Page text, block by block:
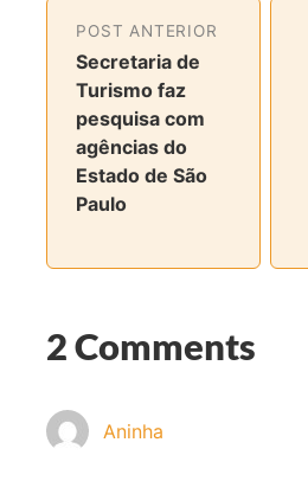
h
a
r
n
o
F
a
e
o
h
a
r
n
o
T
w
t
r
h
a
r
n
o
t
r
h
m
l
POST ANTERIOR
Secretaria de
Turismo faz
pesquisa com
agências do
Estado de São
Paulo
2 Comments
Aninha